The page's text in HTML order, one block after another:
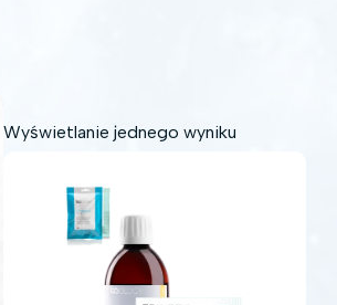
Wyświetlanie jednego wyniku